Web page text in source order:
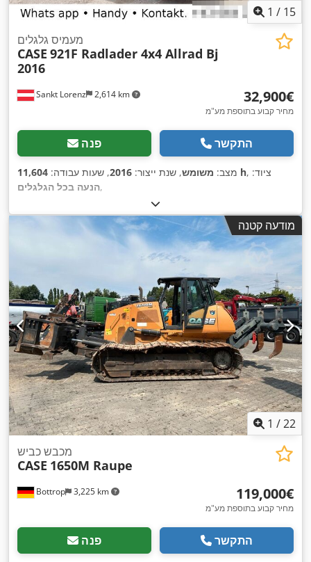
1 / 15
Sankt Lorenz 2,614 km
מעמיס גלגלים
CASE 921F Radlader 4x4 Allrad Bj
2016
‏32,900 ‏€
מחיר קבוע בתוספת מע"מ
פנה התקשר
מצב: משומש, שנת ייצור: 2016, שעות עבודה: 11,604 h , ציוד:
הנעה בכל הגלגלים,
מודעה קטנה
1 /22
Bottrop 3,225 km
מכבש כביש
CASE 1650M Raupe
‏119,000 ‏€
מחיר קבוע בתוספת מע"מ
פנה התקשר